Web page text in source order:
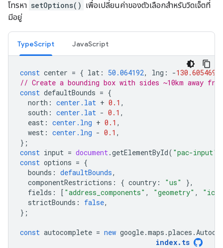
โทรหา setOptions() เพื่อเปลี่ยนค่าของตัวเลือกสำหรับวิดเจ็ตที่
มีอยู่
TypeScript JavaScript
const center = { lat : 50.064192, lng : -130.605469
// Create a bounding box with sides ~10km away
const defaultBounds = {
north : center.lat + 0.1 ,
south : center.lat - 0.1 ,
east : center.lng + 0.1 ,
west : center.lng - 0.1 ,
};
const input = document.getElementById( "pac-input"
const options = {
bounds : defaultBounds,
componentRestrictions : { country : "us"
},
fields : [ "address_components" , "geometry" ,
strictBounds : false,
};
const autocomplete = new google.maps .places .
index. ts